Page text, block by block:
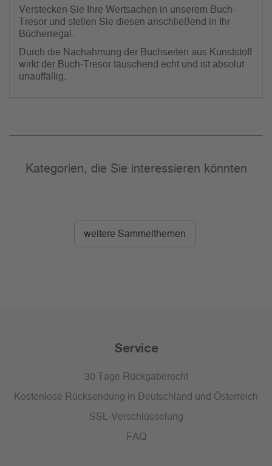
Verstecken Sie Ihre Wertsachen in unserem Buch-
Tresor und stellen Sie diesen anschließend in Ihr
Bücherregal.
Durch die Nachahmung der Buchseiten aus Kunststoff
wirkt der Buch-Tresor täuschend echt und ist absolut
unauffällig.
Kategorien, die Sie interessieren könnten
weitere Sammelthemen
Service
30 Tage Rückgaberecht
Kostenlose Rücksendung in Deutschland und Österreich
SSL-Verschlüsselung
FAQ